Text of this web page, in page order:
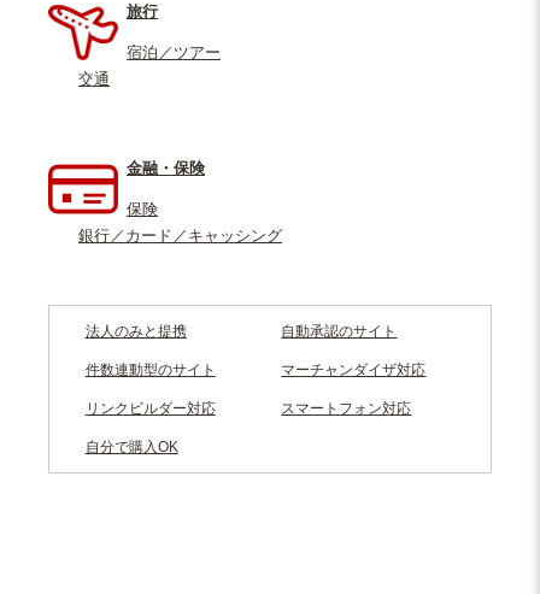
旅行
宿泊／ツアー
交通
金融・保険
保険
銀行／カード／キャッシング
法人のみと提携 自動承認のサイト
件数連動型のサイト マーチャンダイザ対応
リンクビルダー対応 スマートフォン対応
自分で購入OK